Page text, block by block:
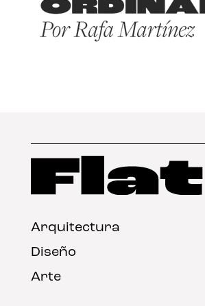
Arquitectura
Diseño
Arte